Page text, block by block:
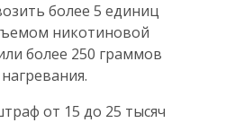
более 5 единиц
никотиновой
более 250 граммов
от 15 до 25 тысяч